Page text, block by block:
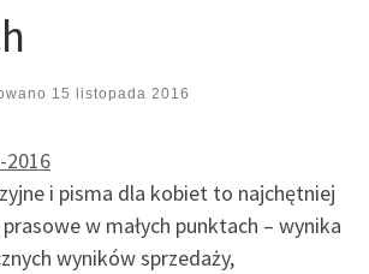
15 listopada 2016
i pisma dla kobiet to najchętniej
w małych punktach – wynika
wyników sprzedaży,